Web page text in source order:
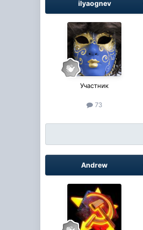
ilyaognev
Участник
73
Andrew